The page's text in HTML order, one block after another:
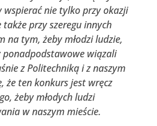
nie tylko przy okazji
przy szeregu innych
na tym, żeby młodzi ludzie,
ponadpodstawowe wiązali
z Politechniką i z naszym
że ten konkurs jest wręcz
żeby młodych ludzi
w naszym mieście.